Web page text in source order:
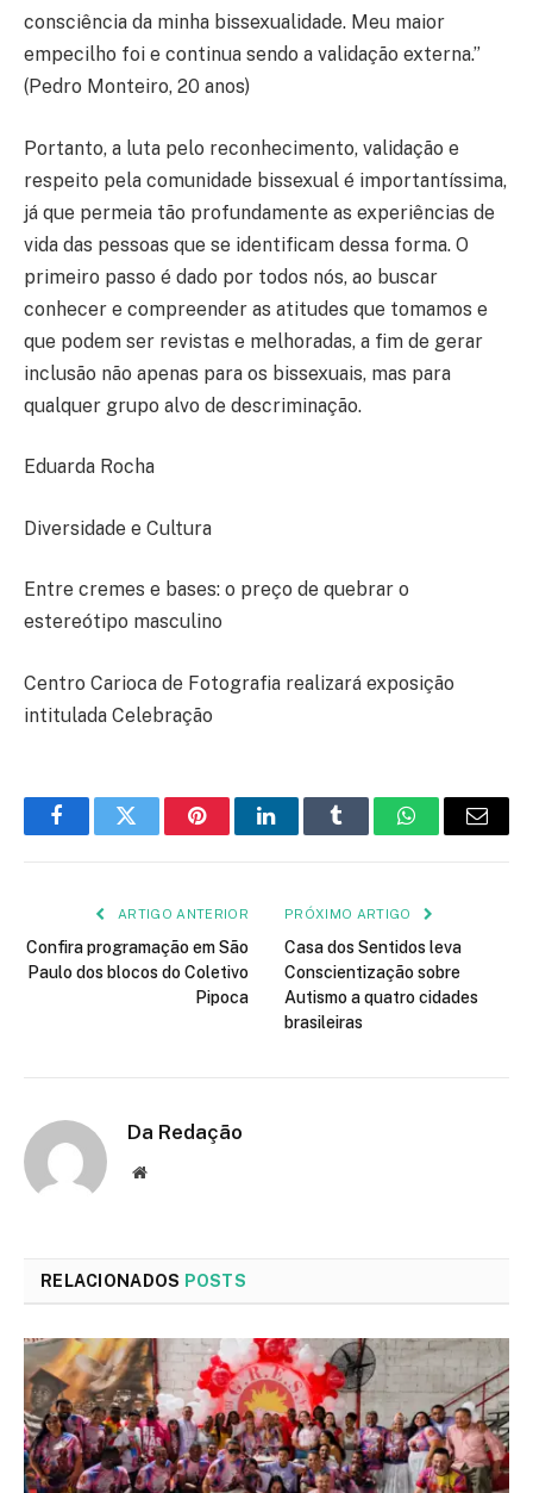
consciência da minha bissexualidade. Meu maior
empecilho foi e continua sendo a validação externa.”
(Pedro Monteiro, 20 anos)
Portanto, a luta pelo reconhecimento, validação e
respeito pela comunidade bissexual é importantíssima,
já que permeia tão profundamente as experiências de
vida das pessoas que se identificam dessa forma. O
primeiro passo é dado por todos nós, ao buscar
conhecer e compreender as atitudes que tomamos e
que podem ser revistas e melhoradas, a fim de gerar
inclusão não apenas para os bissexuais, mas para
qualquer grupo alvo de descriminação.
Eduarda Rocha
Diversidade e Cultura
Entre cremes e bases: o preço de quebrar o
estereótipo masculino
Centro Carioca de Fotografia realizará exposição
intitulada Celebração
FacebookTwitter PinterestLinkedInTumblr WhatsApp
E-
ARTIGO ANTERIOR
Confira programação em São
Paulo dos blocos do Coletivo
Pipoca
PRÓXIMO ARTIGO
Casa dos Sentidos leva
Conscientização sobre
Autismo a quatro cidades
brasileiras
Da Redação
Site
RELACIONADOS POSTS